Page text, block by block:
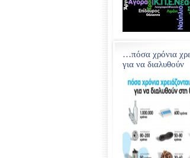
…πόσα χρόνια
για να διαλυθούν